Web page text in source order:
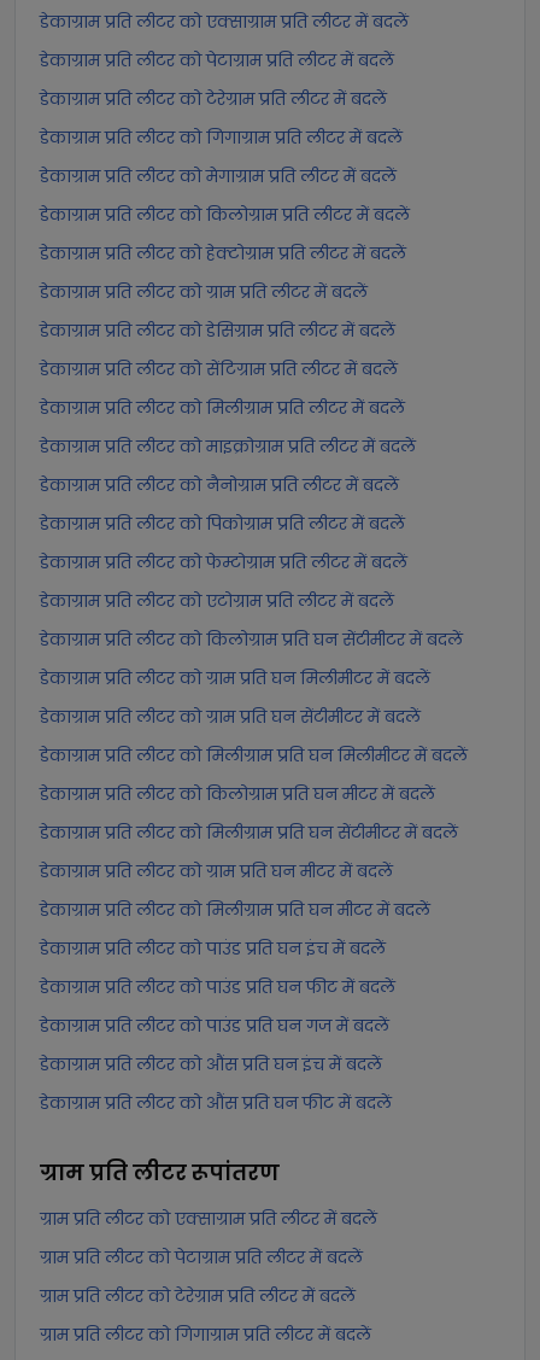
डेकाग्राम प्रति लीटर को एक्साग्राम प्रति लीटर में बदलें
डेकाग्राम प्रति लीटर को पेटाग्राम प्रति लीटर में बदलें
डेकाग्राम प्रति लीटर को टेरेग्राम प्रति लीटर में बदलें
डेकाग्राम प्रति लीटर को गिगाग्राम प्रति लीटर में बदलें
डेकाग्राम प्रति लीटर को मेगाग्राम प्रति लीटर में बदलें
डेकाग्राम प्रति लीटर को किलोग्राम प्रति लीटर में बदलें
डेकाग्राम प्रति लीटर को हेक्टोग्राम प्रति लीटर में बदलें
डेकाग्राम प्रति लीटर को ग्राम प्रति लीटर में बदलें
डेकाग्राम प्रति लीटर को डेसिग्राम प्रति लीटर में बदलें
डेकाग्राम प्रति लीटर को सेंटिग्राम प्रति लीटर में बदलें
डेकाग्राम प्रति लीटर को मिलीग्राम प्रति लीटर में बदलें
डेकाग्राम प्रति लीटर को माइक्रोग्राम प्रति लीटर में बदलें
डेकाग्राम प्रति लीटर को नैनोग्राम प्रति लीटर में बदलें
डेकाग्राम प्रति लीटर को पिकोग्राम प्रति लीटर में बदलें
डेकाग्राम प्रति लीटर को फेम्टोग्राम प्रति लीटर में बदलें
डेकाग्राम प्रति लीटर को एटोग्राम प्रति लीटर में बदलें
डेकाग्राम प्रति लीटर को किलोग्राम प्रति घन सेंटीमीटर में बदलें
डेकाग्राम प्रति लीटर को ग्राम प्रति घन मिलीमीटर में बदलें
डेकाग्राम प्रति लीटर को ग्राम प्रति घन सेंटीमीटर में बदलें
डेकाग्राम प्रति लीटर को मिलीग्राम प्रति घन मिलीमीटर में बदलें
डेकाग्राम प्रति लीटर को किलोग्राम प्रति घन मीटर में बदलें
डेकाग्राम प्रति लीटर को मिलीग्राम प्रति घन सेंटीमीटर में बदलें
डेकाग्राम प्रति लीटर को ग्राम प्रति घन मीटर में बदलें
डेकाग्राम प्रति लीटर को मिलीग्राम प्रति घन मीटर में बदलें
डेकाग्राम प्रति लीटर को पाउंड प्रति घन इंच में बदलें
डेकाग्राम प्रति लीटर को पाउंड प्रति घन फीट में बदलें
डेकाग्राम प्रति लीटर को पाउंड प्रति घन गज में बदलें
डेकाग्राम प्रति लीटर को औंस प्रति घन इंच में बदलें
डेकाग्राम प्रति लीटर को औंस प्रति घन फीट में बदलें
ग्राम प्रति लीटररूपांतरण
ग्राम प्रति लीटर को एक्साग्राम प्रति लीटर में बदलें
ग्राम प्रति लीटर को पेटाग्राम प्रति लीटर में बदलें
ग्राम प्रति लीटर को टेरेग्राम प्रति लीटर में बदलें
ग्राम प्रति लीटर को गिगाग्राम प्रति लीटर में बदलें